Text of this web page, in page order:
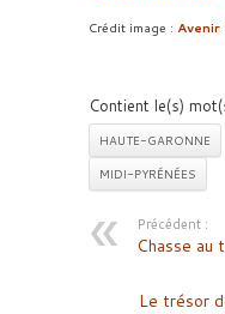
Crédit image : Avenir
Contient le(s)
HAUTE-GARONNE
MIDI-PYRÉNÉES
Précédent :
Chasse au
Le trésor